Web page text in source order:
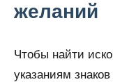
желаний
Чтобы найти
указаниям